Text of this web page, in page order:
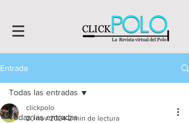
Entrada
Todas las entradas
Todas las entradas
clickpolo
20 nov 2024 2 min de lectura